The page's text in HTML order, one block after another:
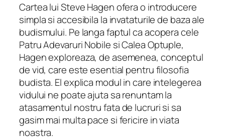
Cartea lui Steve Hagen ofera o introducere
simpla si accesibila la invataturile de baza ale
budismului. Pe langa faptul ca acopera cele
Patru Adevaruri Nobile si Calea Optuple,
Hagen exploreaza, de asemenea, conceptul
de vid, care este esential pentru filosofia
budista. El explica modul in care intelegerea
vidului ne poate ajuta sa renuntam la
atasamentul nostru fata de lucruri si sa
gasim mai multa pace si fericire in viata
noastra.